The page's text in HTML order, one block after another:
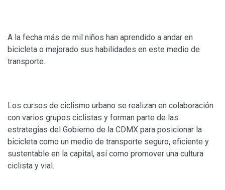
A la fecha más de mil niños han aprendido a andar en
bicicleta o mejorado sus habilidades en este medio de
transporte.
Los cursos de ciclismo urbano se realizan en colaboración
con varios grupos ciclistas y forman parte de las
estrategias del Gobierno de la CDMX para posicionar la
bicicleta como un medio de transporte seguro, eficiente y
sustentable en la capital, así como promover una cultura
ciclista y vial.